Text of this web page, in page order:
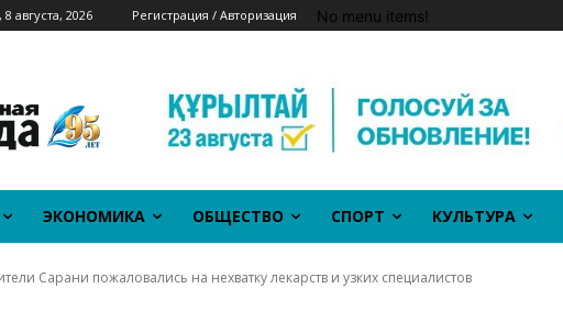
августа, 2026 Регистрация / Авторизация No menu items!
ЭКОНОМИКА ОБЩЕСТВО СПОРТ КУЛЬТУРА
Сарани пожаловались на нехватку лекарств и узких специалистов